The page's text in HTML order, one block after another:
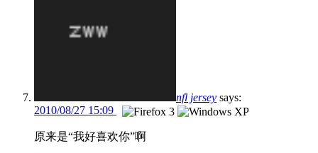
nfl jersey says:
2010/08/27 15:09
原来是“我好喜欢你”啊